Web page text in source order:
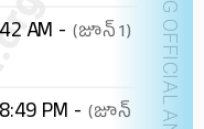
AM - (జూన్ 1)
PM - (జూన్